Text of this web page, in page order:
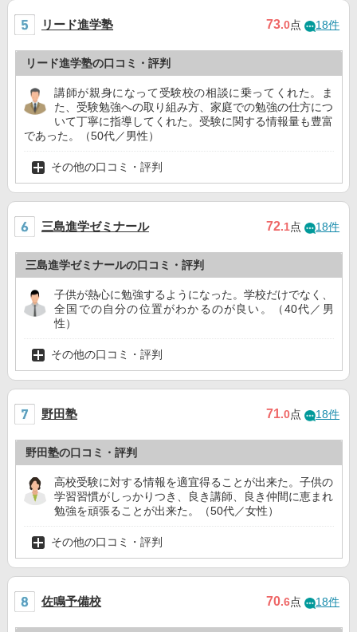
リード進学塾 73.0点 18件
リード進学塾の口コミ・評判
講師が親身になって受験校の相談に乗ってくれた。ま
た、受験勉強への取り組み方、家庭での勉強の仕方につ
いて丁寧に指導してくれた。受験に関する情報量も豊富
であった。（50代／男性）
その他の口コミ・評判
三島進学ゼミナール 72.1点 18件
三島進学ゼミナールの口コミ・評判
子供が熱心に勉強するようになった。学校だけでなく、
全国での自分の位置がわかるのが良い。（40代／男
性）
その他の口コミ・評判
野田塾 71.0点 18件
野田塾の口コミ・評判
高校受験に対する情報を適宜得ることが出来た。子供の
学習習慣がしっかりつき、良き講師、良き仲間に恵まれ
勉強を頑張ることが出来た。（50代／女性）
その他の口コミ・評判
佐鳴予備校 70.6点 18件